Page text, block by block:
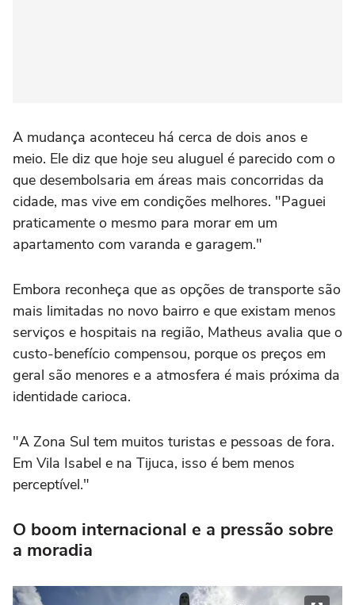
A mudança aconteceu há cerca de dois anos e
meio. Ele diz que hoje seu aluguel é parecido com o
que desembolsaria em áreas mais concorridas da
cidade, mas vive em condições melhores. "Paguei
praticamente o mesmo para morar em um
apartamento com varanda e garagem."
Embora reconheça que as opções de transporte são
mais limitadas no novo bairro e que existam menos
serviços e hospitais na região, Matheus avalia que o
custo-benefício compensou, porque os preços em
geral são menores e a atmosfera é mais próxima da
identidade carioca.
"A Zona Sul tem muitos turistas e pessoas de fora.
Em Vila Isabel e na Tijuca, isso é bem menos
perceptível."
O boom internacional e a pressão sobre
a moradia